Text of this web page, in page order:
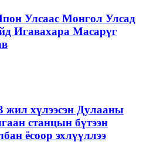
Улсаас Монгол Улсад
Игавахара Масарүг
жил хүлээсэн Дулааны
станцын бүтээн
ёсоор эхлүүллээ